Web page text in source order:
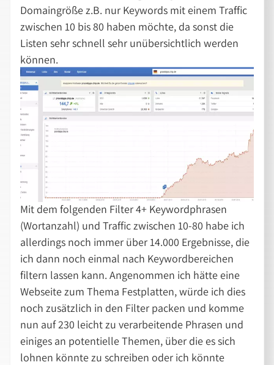
Domaingröße z.B. nur Keywords mit einem Traffic
zwischen 10 bis 80 haben möchte, da sonst die
Listen sehr schnell sehr unübersichtlich werden
können.
Mit dem folgenden Filter 4+ Keywordphrasen
(Wortanzahl) und Traffic zwischen 10-80 habe ich
allerdings noch immer über 14.000 Ergebnisse, die
ich dann noch einmal nach Keywordbereichen
filtern lassen kann. Angenommen ich hätte eine
Webseite zum Thema Festplatten, würde ich dies
noch zusätzlich in den Filter packen und komme
nun auf 230 leicht zu verarbeitende Phrasen und
einiges an potentielle Themen, über die es sich
lohnen könnte zu schreiben oder ich könnte